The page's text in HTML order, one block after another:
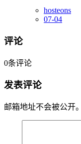
hosteons
07-04
评论
0条评论
发表评论
邮箱地址不会被公开。